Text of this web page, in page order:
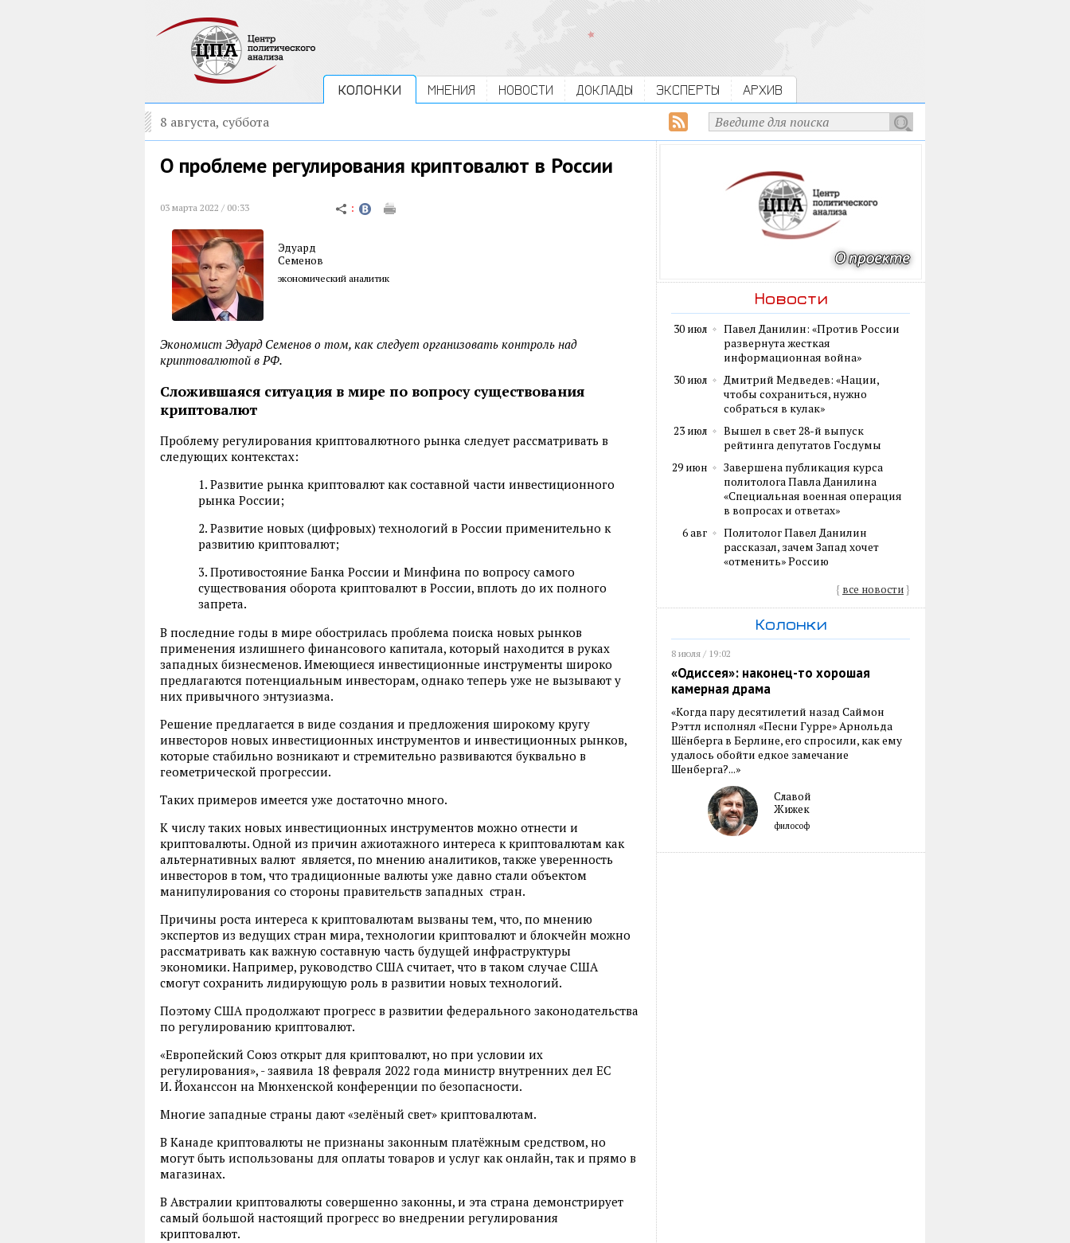
КОЛОНКИ МНЕНИЯ НОВОСТИ ДОКЛАДЫ ЭКСПЕРТЫ АРХИВ
8 августа, суббота
О проблеме регулирования криптовалют в России
03 марта 2022 / 00:33
Эдуард
Семенов
экономический аналитик
Экономист Эдуард Семенов о том, как следует организовать контроль над
криптовалютой в РФ.
Сложившаяся ситуация в мире по вопросу существования
криптовалют
Проблему регулирования криптовалютного рынка следует рассматривать в
следующих контекстах:
1. Развитие рынка криптовалют как составной части инвестиционного
рынка России;
2. Развитие новых (цифровых) технологий в России применительно к
развитию криптовалют;
3. Противостояние Банка России и Минфина по вопросу самого
существования оборота криптовалют в России, вплоть до их полного
запрета.
В последние годы в мире обострилась проблема поиска новых рынков
применения излишнего финансового капитала, который находится в руках
западных бизнесменов. Имеющиеся инвестиционные инструменты широко
предлагаются потенциальным инвесторам, однако теперь уже не вызывают у
них привычного энтузиазма.
Решение предлагается в виде создания и предложения широкому кругу
инвесторов новых инвестиционных инструментов и инвестиционных рынков,
которые стабильно возникают и стремительно развиваются буквально в
геометрической прогрессии.
Таких примеров имеется уже достаточно много.
К числу таких новых инвестиционных инструментов можно отнести и
криптовалюты. Одной из причин ажиотажного интереса к криптовалютам как
альтернативных валют является, по мнению аналитиков, также уверенность
инвесторов в том, что традиционные валюты уже давно стали объектом
манипулирования со стороны правительств западных стран.
Причины роста интереса к криптовалютам вызваны тем, что, по мнению
экспертов из ведущих стран мира, технологии криптовалют и блокчейн можно
рассматривать как важную составную часть будущей инфраструктуры
экономики. Например, руководство США считает, что в таком случае США
смогут сохранить лидирующую роль в развитии новых технологий.
Поэтому США продолжают прогресс в развитии федерального законодательства
по регулированию криптовалют.
«Европейский Союз открыт для криптовалют, но при условии их
регулирования», - заявила 18 февраля 2022 года министр внутренних дел ЕС
И. Йоханссон на Мюнхенской конференции по безопасности.
Многие западные страны дают «зелёный свет» криптовалютам.
В Канаде криптовалюты не признаны законным платёжным средством, но
могут быть использованы для оплаты товаров и услуг как онлайн, так и прямо в
магазинах.
В Австралии криптовалюты совершенно законны, и эта страна демонстрирует
самый большой настоящий прогресс во внедрении регулирования
криптовалют.
Новости
30 июл
Павел Данилин: «Против России
развернута жесткая
информационная война»
30 июл
Дмитрий Медведев: «Нации,
чтобы сохраниться, нужно
собраться в кулак»
23 июл
Вышел в свет 28-й выпуск
рейтинга депутатов Госдумы
29 июн
Завершена публикация курса
политолога Павла Данилина
«Специальная военная операция
в вопросах и ответах»
6 авг
Политолог Павел Данилин
рассказал, зачем Запад хочет
«отменить» Россию
{ все новости}
Колонки
8 июля / 19:02
«Одиссея»: наконец-то хорошая
камерная драма
«Когда пару десятилетий назад Саймон
Рэттл исполнял «Песни Гурре» Арнольда
Шёнберга в Берлине, его спросили, как ему
удалось обойти едкое замечание
Шенберга?...»
Славой
Жижек
философ